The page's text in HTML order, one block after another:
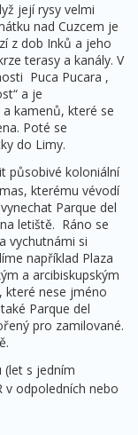
její rysy velmi
nad Cuzcem je
z dob Inků a jeho
terasy a kanály. V
Puca Pucara ,
a je
kamenů, které se
Poté se
do Limy.
působivé koloniální
kterému vévodí
Parque del
letiště. Ráno se
vychutnámi si
například Plaza
a arcibiskupským
které nese jméno
Parque del
pro zamilované.
(let s jedním
odpoledních nebo